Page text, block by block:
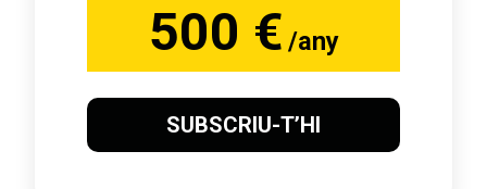
500 € /any
SUBSCRIU-T’HI